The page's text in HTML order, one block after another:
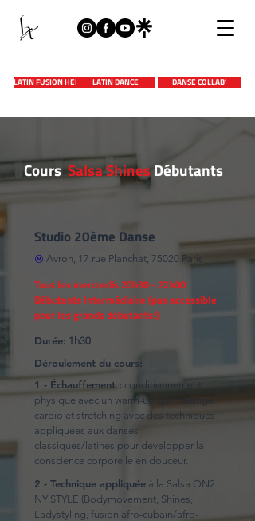
LATIN FUSION HEELS LATIN DANCE DANSE COLLAB'
CoursSalsa ShinesDébutants
Studio 20ème Danse
Avron, 17 rue Planchat, 75020 Paris
Tous les mercredis 20h30 - 22h00
Débutants Intermédiaire (pas accessible
pour les grands débutants!)
Durée: 1h30
Déroulement du cours:
1 - Échauffement : conditionnement
physique avec un warm-up qui mélange
cardio et stretching avec des techniques
appliquées aux danses
classiques/latines pour développer la
conscience corporelle en douceur.
2 - Technique appliquée à la Salsa ON2
NY STYLE (Bodymovement, Shines,
Ladystyling, fusion afro-cubain/afro-